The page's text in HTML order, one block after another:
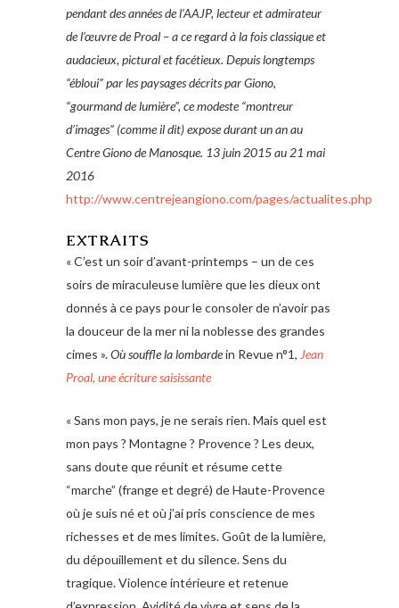
pendant des années de l’AAJP, lecteur et admirateur
de l’œuvre de Proal – a ce regard à la fois classique et
audacieux, pictural et facétieux. Depuis longtemps
“ébloui” par les paysages décrits par Giono,
“gourmand de lumière”, ce modeste “montreur
d’images” (comme il dit) expose durant un an au
Centre Giono de Manosque. 13 juin 2015 au 21 mai
2016
http://www.centrejeangiono.com/pages/actualites.php
EXTRAITS
« C’est un soir d’avant-printemps – un de ces
soirs de miraculeuse lumière que les dieux ont
donnés à ce pays pour le consoler de n’avoir pas
la douceur de la mer ni la noblesse des grandes
cimes ».Où souffle la lombardein Revue n°1, Jean
Proal, une écriture saisissante
« Sans mon pays, je ne serais rien. Mais quel est
mon pays ? Montagne ? Provence ? Les deux,
sans doute que réunit et résume cette
“marche” (frange et degré) de Haute-Provence
où je suis né et où j’ai pris conscience de mes
richesses et de mes limites. Goût de la lumière,
du dépouillement et du silence. Sens du
tragique. Violence intérieure et retenue